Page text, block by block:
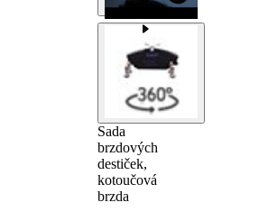
Sada
brzdových
destiček,
kotoučová
brzda